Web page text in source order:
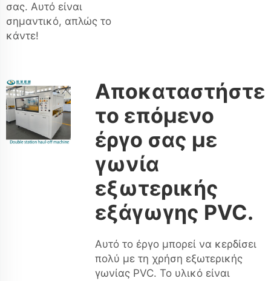
σας. Αυτό είναι
σημαντικό, απλώς το
κάντε!
Αποκαταστήστε
το επόμενο
έργο σας με
γωνία
εξωτερικής
εξάγωγης PVC.
Αυτό το έργο μπορεί να κερδίσει
πολύ με τη χρήση εξωτερικής
γωνίας PVC. Το υλικό είναι